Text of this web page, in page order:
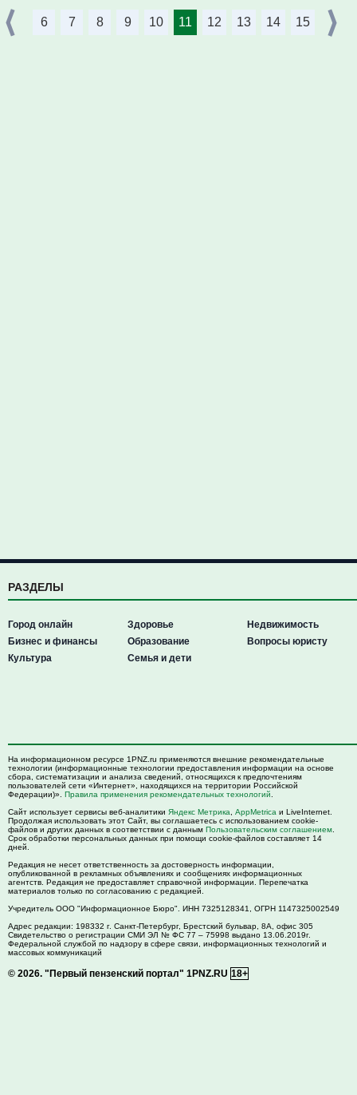
6 7 8 9 10 11 12 13 14 15
РАЗДЕЛЫ
Город онлайн
Бизнес и финансы
Культура
Здоровье
Образование
Семья и дети
Недвижимость
Вопросы юристу
На информационном ресурсе 1PNZ.ru применяются внешние рекомендательные
технологии (информационные технологии предоставления информации на основе
сбора, систематизации и анализа сведений, относящихся к предпочтениям
пользователей сети «Интернет», находящихся на территории Российской
Федерации)». Правила применения рекомендательных технологий
Сайт использует сервисы веб-аналитики Яндекс Метрика AppMetrica и LiveInternet.
Продолжая использовать этот Сайт, вы соглашаетесь с использованием cookie-
файлов и других данных в соответствии с данным Пользовательским соглашением
Срок обработки персональных данных при помощи cookie-файлов составляет 14
дней.
Редакция не несет ответственность за достоверность информации,
опубликованной в рекламных объявлениях и сообщениях информационных
агентств. Редакция не предоставляет справочной информации. Перепечатка
материалов только по согласованию с редакцией.
Учредитель ООО "Информационное Бюро". ИНН 7325128341, ОГРН 1147325002549
Адрес редакции: 198332 г. Санкт-Петербург, Брестский бульвар, 8А, офис 305
Свидетельство о регистрации СМИ ЭЛ № ФС 77 – 75998 выдано 13.06.2019г.
Федеральной службой по надзору в сфере связи, информационных технологий и
массовых коммуникаций
© 2026. "Первый пензенский портал" 1PNZ.RU 18+